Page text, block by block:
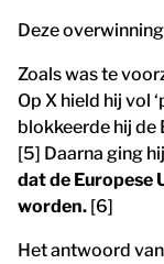
Deze
Zoals was te
Op X hield hij vol
blokkeerde hij de
[5] Daarna ging
dat de Europese
worden. [6]
Het antwoord